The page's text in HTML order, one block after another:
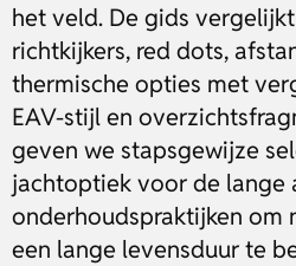
het veld. De gids
richtkijkers, red dots,
thermische opties met
EAV-stijl en
geven we stapsgewijze
jachtoptiek voor de lange
onderhoudspraktijken om
een lange levensduur te